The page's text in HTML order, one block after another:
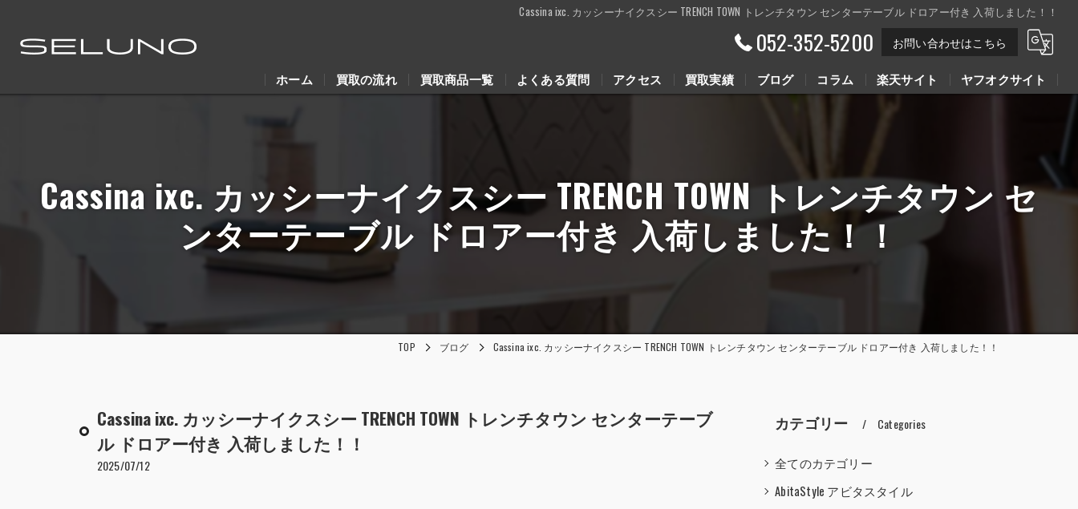
Cassina ixc. カッシーナイクスシー TRENCH TOWN トレンチタウン センターテーブル ドロアー付き 入荷しました！！
052-352-5200 お問い合わせはこちら
ホーム 買取の流れ 買取商品一覧 よくある質問 アクセス 買取実績 ブログ
Youtube動画
コラム 楽天サイト ヤフオクサイト
Cassina ixc. カッシーナイクスシー TRENCH TOWN トレンチタウン セ
ンターテーブル ドロアー付き 入荷しました！！
TOP ブログ Cassina ixc. カッシーナイクスシー TRENCH TOWN トレンチタウン センターテーブル ドロアー付き 入荷しました！！
Cassina ixc. カッシーナイクスシー TRENCH TOWN トレンチタウン センターテーブ
ル ドロアー付き 入荷しました！！
2025/07/12
カテゴリー Categories
全てのカテゴリー
AbitaStyle アビタスタイル